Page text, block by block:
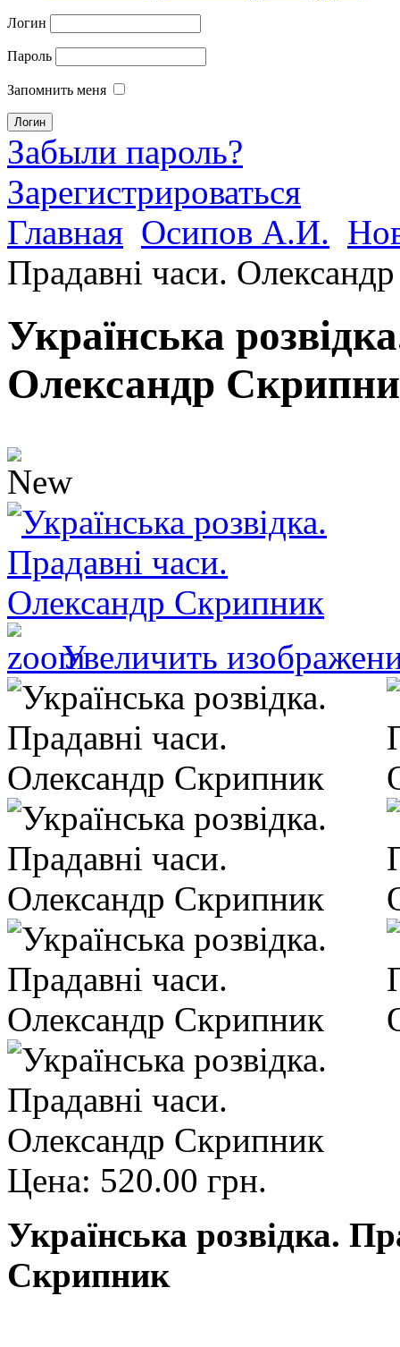
Логин
Пароль
Запомнить меня
Забыли пароль?
Зарегистрироваться
Главная Осипов А.И.
Прадавні часи.
Українська
Олександр
Увеличить
Цена: 520.00 грн.
Українська розвідка.
Скрипник